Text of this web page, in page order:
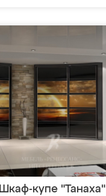
Шкаф-купе "Танаха"